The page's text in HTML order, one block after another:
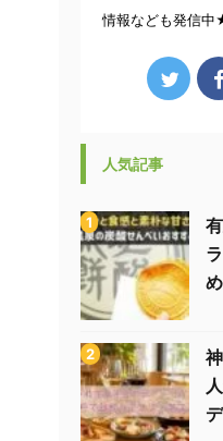
情報なども発信中
人気記事